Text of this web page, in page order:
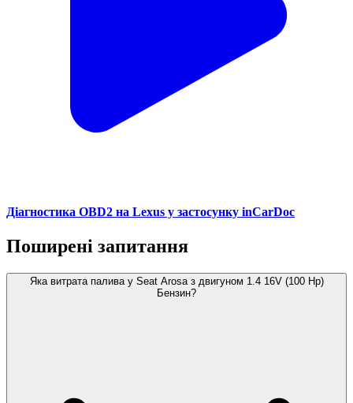
Діагностика OBD2 на Lexus у застосунку inCarDoc
Поширені запитання
Яка витрата палива у Seat Arosa з двигуном 1.4 16V (100 Hp)
Бензин?